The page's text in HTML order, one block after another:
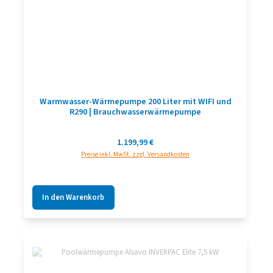
Warmwasser-Wärmepumpe 200 Liter mit WIFI und
R290 | Brauchwasserwärmepumpe
Regulärer Preis:
1.199,99 €
Preise inkl. MwSt. zzgl. Versandkosten
In den Warenkorb